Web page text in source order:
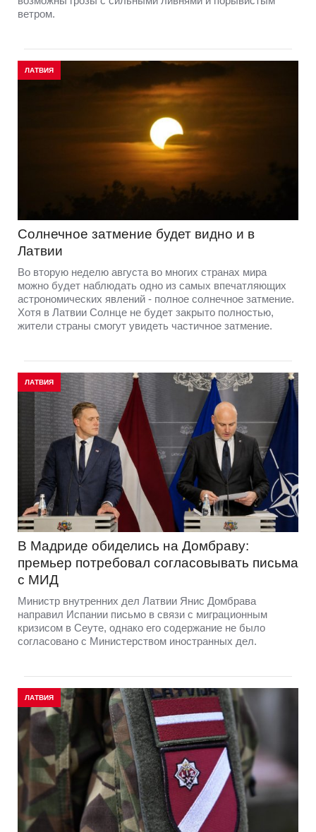
ветром.
ЛАТВИЯ
Солнечное затмение будет видно и в
Латвии
Во вторую неделю августа во многих странах мира
можно будет наблюдать одно из самых впечатляющих
астрономических явлений - полное солнечное затмение.
Хотя в Латвии Солнце не будет закрыто полностью,
жители страны смогут увидеть частичное затмение.
ЛАТВИЯ
В Мадриде обиделись на Домбраву:
премьер потребовал согласовывать письма
с МИД
Министр внутренних дел Латвии Янис Домбрава
направил Испании письмо в связи с миграционным
кризисом в Сеуте, однако его содержание не было
согласовано с Министерством иностранных дел.
ЛАТВИЯ